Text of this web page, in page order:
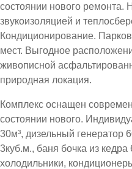
состоянии нового ремонта.
звукоизоляцией и
Кондиционирование.
мест. Выгодное
живописной
природная локация.
Комплекс оснащен
состоянии нового.
30м³, дизельный генератор
3куб.м., баня бочка из
холодильники,